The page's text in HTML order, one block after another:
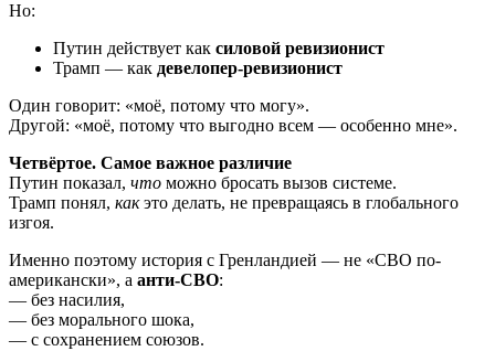
Но:
Путин действует как силовой ревизионист
Трамп — как девелопер-ревизионист
Один говорит: «моё, потому что могу».
Другой: «моё, потому что выгодно всем — особенно мне».
Четвёртое. Самое важное различие
Путин показал, что можно бросать вызов системе.
Трамп понял, какэто делать, не превращаясь в глобального
изгоя.
Именно поэтому история с Гренландией — не «СВО по-
американски», а анти-СВО:
— без насилия,
— без морального шока,
— с сохранением союзов.